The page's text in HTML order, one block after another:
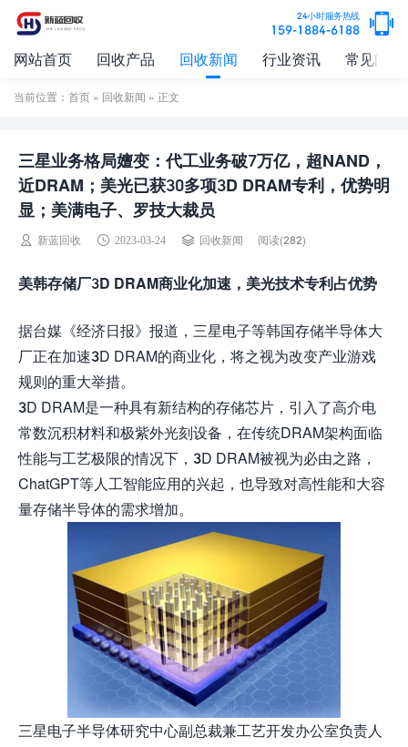
24小时服务热线
159-1884-6188
网站首页 回收产品 回收新闻 行业资讯 常见问题
当前位置： 首页 » 回收新闻 » 正文
三星业务格局嬗变：代工业务破7万亿，超NAND，
近DRAM；美光已获30多项3D DRAM专利，优势明
显；美满电子、罗技大裁员
新蓝回收 2023-03-24 回收新闻 阅读(282)
美韩存储厂3D DRAM商业化加速，美光技术专利占优势
据台媒《经济日报》报道，三星电子等韩国存储半导体大
厂正在加速3D DRAM的商业化，将之视为改变产业游戏
规则的重大举措。
3D DRAM是一种具有新结构的存储芯片，引入了高介电
常数沉积材料和极紫外光刻设备，在传统DRAM架构面临
性能与工艺极限的情况下，3D DRAM被视为必由之路，
ChatGPT等人工智能应用的兴起，也导致对高性能和大容
量存储半导体的需求增加。
三星电子半导体研究中心副总裁兼工艺开发办公室负责人